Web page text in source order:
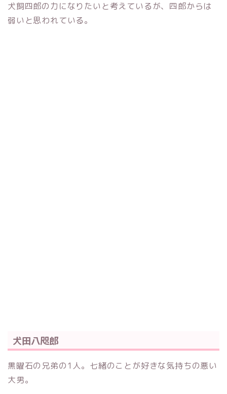
犬飼四郎の力になりたいと考えているが、四郎からは
弱いと思われている。
犬田八咫郎
黒曜石の兄弟の1人。七緒のことが好きな気持ちの悪い
大男。